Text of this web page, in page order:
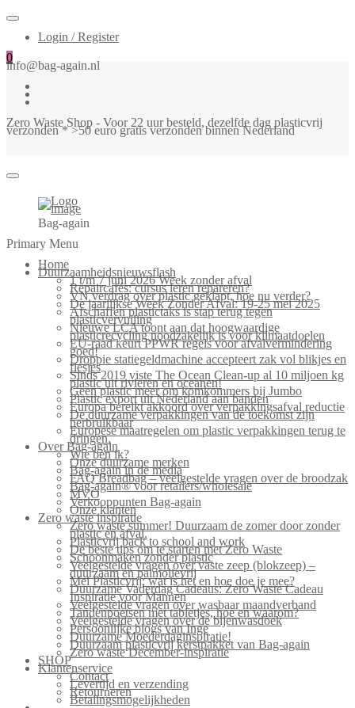
Login / Register
0
info@bag-again.nl
Zero Waste Shop - Voor 22 uur besteld, dezelfde dag plasticvrij
verzonden * >50 euro gratis verzonden binnen Nederland
Bag-again
Primary Menu
Home
Duurzaamheidsnieuwsflash
1 t/m 7 juni 2026 Week zonder afval
Repaircafés: cursus leren repareren?
VN verdrag over plastic geklapt, hoe nu verder?
De jaarlijkse Week Zonder Afval: 19-25 mei 2025
Afschaffen plastictaks is stap terug tegen
plasticvervuiling
Nieuwe LCA toont aan dat hoogwaardige
plasticrecycling noodzakelijk is voor klimaatdoelen
EU-raad keurt PPWR regels voor afvalvermindering
goed!
Droppie statiegeldmachine accepteert zak vol blikjes en
flesjes
Sinds 2019 viste The Ocean Clean-up al 10 miljoen kg
plastic uit rivieren en oceanen!
Geen plastic meer om komkommers bij Jumbo
Plastic export uit Nederland aan banden
Europa bereikt akkoord over verpakkingsafval reductie
De duurzame verpakkingen van de toekomst zijn
herbruikbaar
Europese maatregelen om plastic verpakkingen terug te
dringen.
Over Bag-again
Wie ben ik?
Onze duurzame merken
Bag-again in de media
FAQ Breadbag – veelgestelde vragen over de broodzak
Bag-again® voor retailers/wholesale
MVO
Verkooppunten Bag-again
Onze klanten
Zero waste inspiratie
Zero waste summer! Duurzaam de zomer door zonder
plastic en afval.
Plasticvrij back to school and work
De beste tips om te starten met Zero Waste
Schoonmaken zonder plastic
Veelgestelde vragen over vaste zeep (blokzeep) –
duurzaam en palmolievrij
Mei Plasticvrij: wat is het en hoe doe je mee?
Duurzame Vaderdag Cadeaus: Zero Waste Cadeau
Inspiratie voor Mannen
Veelgestelde vragen over wasbaar maandverband
Tandenpoetsen met tabletjes, hoe en waarom?
Veelgestelde vragen over de bijenwasdoek
Persoonlijke blogs van Inge
Duurzame Moederdaginspiratie!
Duurzaam plasticvrij kerstpakket van Bag-again
Zero waste December-inspiratie
SHOP
Klantenservice
Contact
Levertijd en verzending
Retourneren
Betalingsmogelijkheden